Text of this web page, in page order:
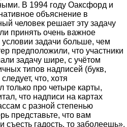
В 1994 году Оаксфорд и
объяснение в
человек решает эту задачу
принять очень важное
задачи больше, чем
предположили, что участники
задачу шире, с учётом
типов надписей (букв,
что, хотя
только про четыре карты,
что надписи на картах
с разной степенью
представьте, что вам
гадость, то заболеешь».